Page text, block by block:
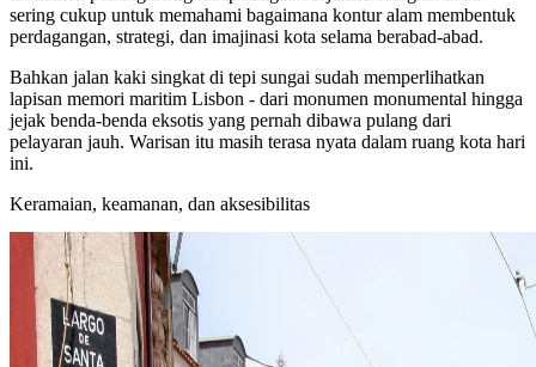
sering cukup untuk memahami bagaimana kontur alam membentuk
perdagangan, strategi, dan imajinasi kota selama berabad-abad.
Bahkan jalan kaki singkat di tepi sungai sudah memperlihatkan
lapisan memori maritim Lisbon - dari monumen monumental hingga
jejak benda-benda eksotis yang pernah dibawa pulang dari
pelayaran jauh. Warisan itu masih terasa nyata dalam ruang kota hari
ini.
Keramaian, keamanan, dan aksesibilitas